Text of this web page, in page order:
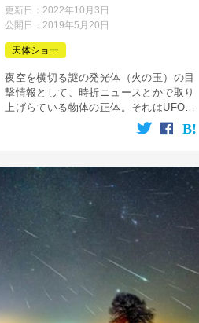
更新日：2022年10月3日
公開日：2019年5月20日
天体ショー
夜空を横切る謎の発光体（火の玉）の目
撃情報として、時折ニュースとかで取り
上げらている物体の正体。それはUFOや
ミサイル等の類ではなく、ほぼ間違いな
く「火球」の目撃情報の事です。 火球を
[…]